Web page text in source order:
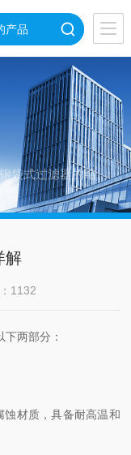
袋式过滤器的结
解
1132
两部分：
材质，具备耐高温和